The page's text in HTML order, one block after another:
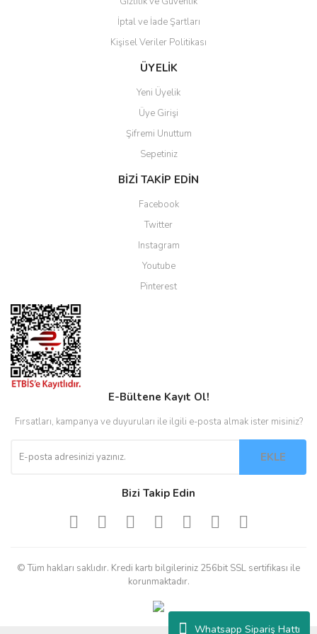
Whatsapp Sipariş Hattı
Gönder
İptal ve İade Şartları
Kişisel Veriler Politikası
ÜYELİK
Yeni Üyelik
Üye Girişi
Şifremi Unuttum
Sepetiniz
BİZİ TAKİP EDİN
Facebook
Twitter
Instagram
Youtube
Pinterest
E-Bültene Kayıt Ol!
Fırsatları, kampanya ve duyuruları ile ilgili e-posta almak ister misiniz?
EKLE
Bizi Takip Edin
© Tüm hakları saklıdır. Kredi kartı bilgileriniz 256bit SSL sertifikası ile
korunmaktadır.